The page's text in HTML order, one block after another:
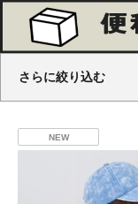
さらに絞り込む
NEW